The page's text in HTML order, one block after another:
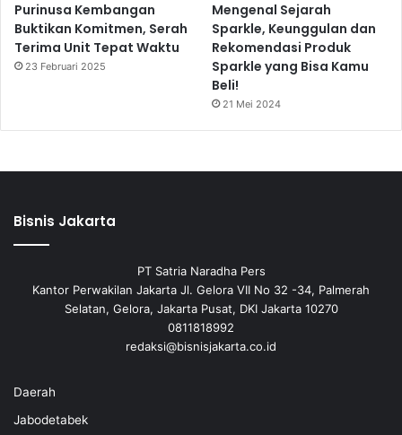
Purinusa Kembangan
Buktikan Komitmen, Serah
Terima Unit Tepat Waktu
23 Februari 2025
Mengenal Sejarah
Sparkle, Keunggulan dan
Rekomendasi Produk
Sparkle yang Bisa Kamu
Beli!
21 Mei 2024
Bisnis Jakarta
PT Satria Naradha Pers
Kantor Perwakilan Jakarta Jl. Gelora VII No 32 -34, Palmerah
Selatan, Gelora, Jakarta Pusat, DKI Jakarta 10270
0811818992
redaksi@bisnisjakarta.co.id
Daerah
Jabodetabek